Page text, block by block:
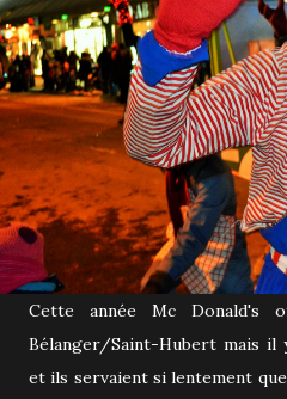
Cette année Mc Donald's
Bélanger/Saint-Hubert mais il
et ils servaient si lentement